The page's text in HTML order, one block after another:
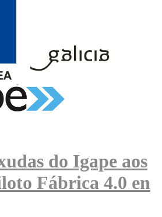
do Igape aos
Fábrica 4.0 en